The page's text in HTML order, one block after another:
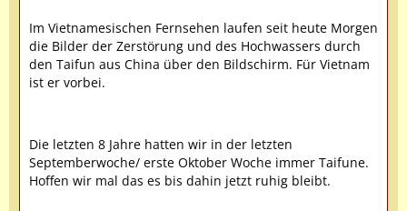
Im Vietnamesischen Fernsehen laufen seit heute Morgen
die Bilder der Zerstörung und des Hochwassers durch
den Taifun aus China über den Bildschirm. Für Vietnam
ist er vorbei.
Die letzten 8 Jahre hatten wir in der letzten
Septemberwoche/ erste Oktober Woche immer Taifune.
Hoffen wir mal das es bis dahin jetzt ruhig bleibt.